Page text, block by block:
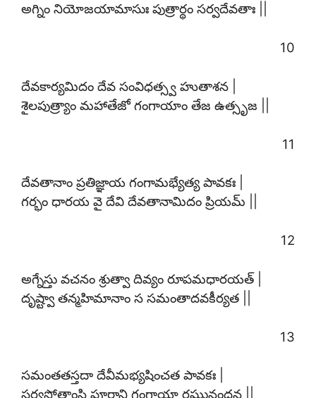
అగ్నిం నియోజయామాసుః పుత్రార్థం సర్వదేవతాః ||
10
దేవకార్యమిదం దేవ సంవిధత్స్వ హుతాశన |
శైలపుత్ర్యాం మహాతేజో గంగాయాం తేజ ఉత్సృజ ||
11
దేవతానాం ప్రతిజ్ఞాయ గంగామభ్యేత్య పావకః |
గర్భం ధారయ వై దేవి దేవతానామిదం ప్రియమ్ ||
12
అగ్నేస్తు వచనం శ్రుత్వా దివ్యం రూపమధారయత్ |
దృష్ట్వా తన్మహిమానాం స సమంతాదవకీర్యత ||
13
సమంతతస్తదా దేవీమభ్యషించత పావకః |
సర్వస్రోతాంసి పూర్ణాని గంగాయా రఘునందన ||